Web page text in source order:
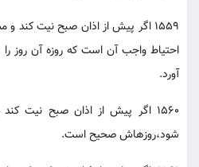
1559 اگر پيش از اذان صبح نيت
احتياط واجب آن است كه روزه آن روز
آورد.
1560 اگر پيش از اذان صبح نيت
شود،روزه‏اش صحيح است.